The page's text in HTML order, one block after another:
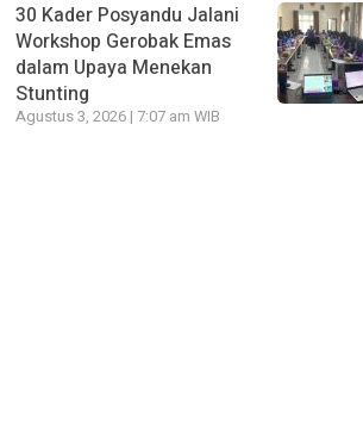
30 Kader Posyandu Jalani
Workshop Gerobak Emas
dalam Upaya Menekan
Stunting
Agustus 3, 2026 | 7:07 am WIB